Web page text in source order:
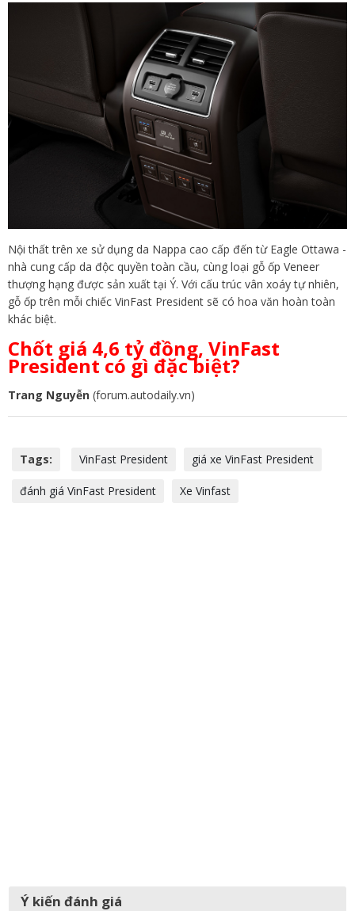
Nội thất trên xe sử dụng da Nappa cao cấp đến từ Eagle Ottawa -
nhà cung cấp da độc quyền toàn cầu, cùng loại gỗ ốp Veneer
thượng hạng được sản xuất tại Ý. Với cấu trúc vân xoáy tự nhiên,
gỗ ốp trên mỗi chiếc VinFast President sẽ có hoa văn hoàn toàn
khác biệt.
Chốt giá 4,6 tỷ đồng, VinFast
President có gì đặc biệt?
Trang Nguyễn (forum.autodaily.vn)
Tags: VinFast President giá xe VinFast President
đánh giá VinFast President Xe Vinfast
Ý kiến đánh giá